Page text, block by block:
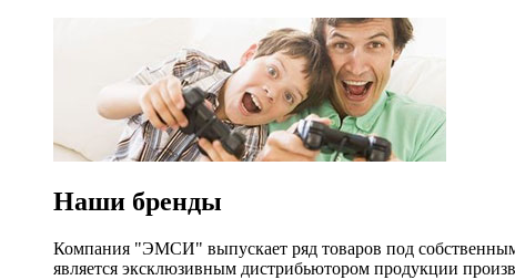
Наши бренды
Компания "ЭМСИ" выпускает ряд товаров под
является эксклюзивным дистрибьютором продукции